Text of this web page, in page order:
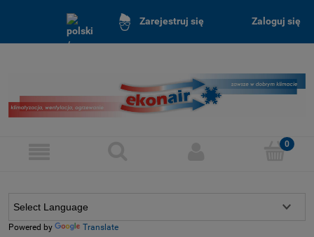
Zarejestruj się Zaloguj się
Powered by Translate